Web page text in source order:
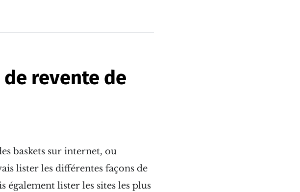
revente de
baskets sur internet, ou
lister les différentes façons de
également lister les sites les plus